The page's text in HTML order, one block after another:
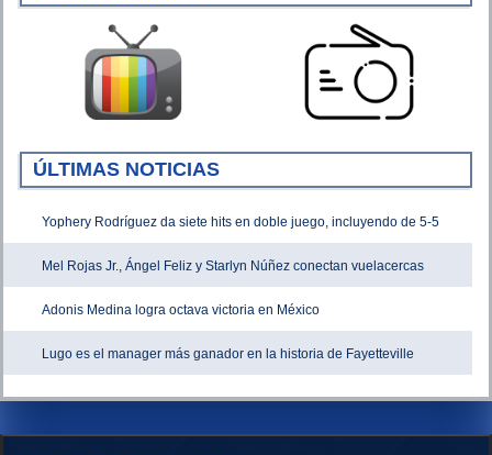
ÚLTIMAS NOTICIAS
Yophery Rodríguez da siete hits en doble juego, incluyendo de 5-5
Mel Rojas Jr., Ángel Feliz y Starlyn Núñez conectan vuelacercas
Adonis Medina logra octava victoria en México
Lugo es el manager más ganador en la historia de Fayetteville